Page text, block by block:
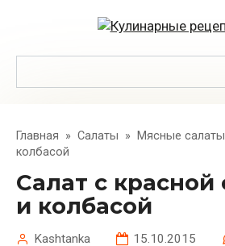
Главная » Салаты » Мясные салаты
колбасой
Салат с красной фасолью
и колбасой
Kashtanka 15.10.2015